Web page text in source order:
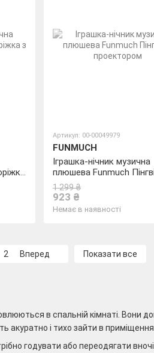
в спальній кімнаті. Вони
акуратно і тихо зайти в
годувати або переодягати
Артикул: 00-00049979
FUNMUCH
Іграшка-нічник музична
плюшева Funmuch
проектором
1 299 ₴
923 ₴
Немає в наявності
2 Вперед Показати все